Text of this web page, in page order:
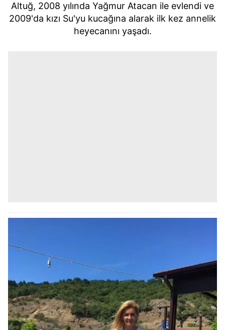
Altuğ, 2008 yılında Yağmur Atacan ile evlendi ve
2009'da kızı Su'yu kucağına alarak ilk kez annelik
heyecanını yaşadı.